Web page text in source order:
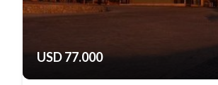
USD 77.000